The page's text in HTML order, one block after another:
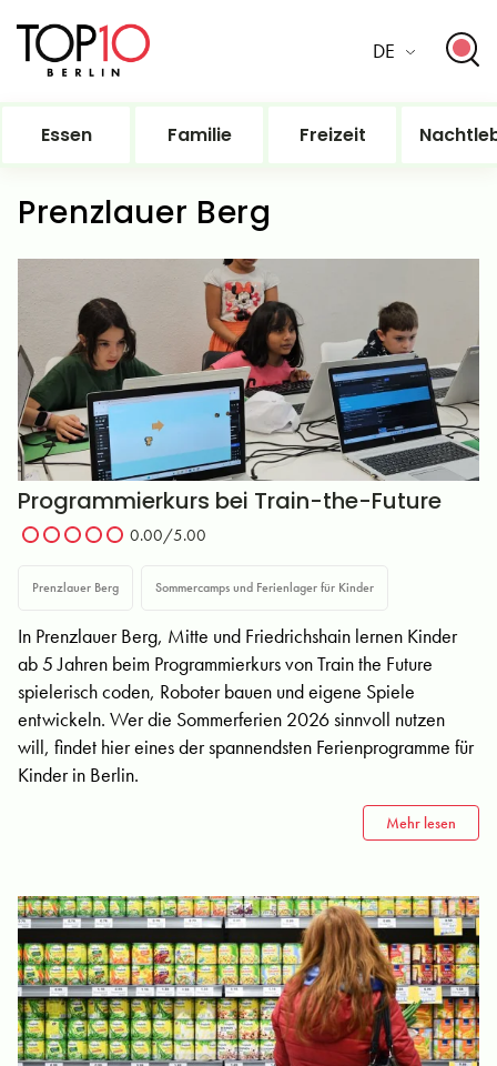
DE
Essen Familie Freizeit
Prenzlauer Berg
Programmierkurs bei Train-the-Future
0.00/5.00
Prenzlauer Berg Sommercamps und Ferienlager für Kinder
In Prenzlauer Berg, Mitte und Friedrichshain lernen Kinder
ab 5 Jahren beim Programmierkurs von Train the Future
spielerisch coden, Roboter bauen und eigene Spiele
entwickeln. Wer die Sommerferien 2026 sinnvoll nutzen
will, findet hier eines der spannendsten Ferienprogramme für
Kinder in Berlin.
Mehr lesen